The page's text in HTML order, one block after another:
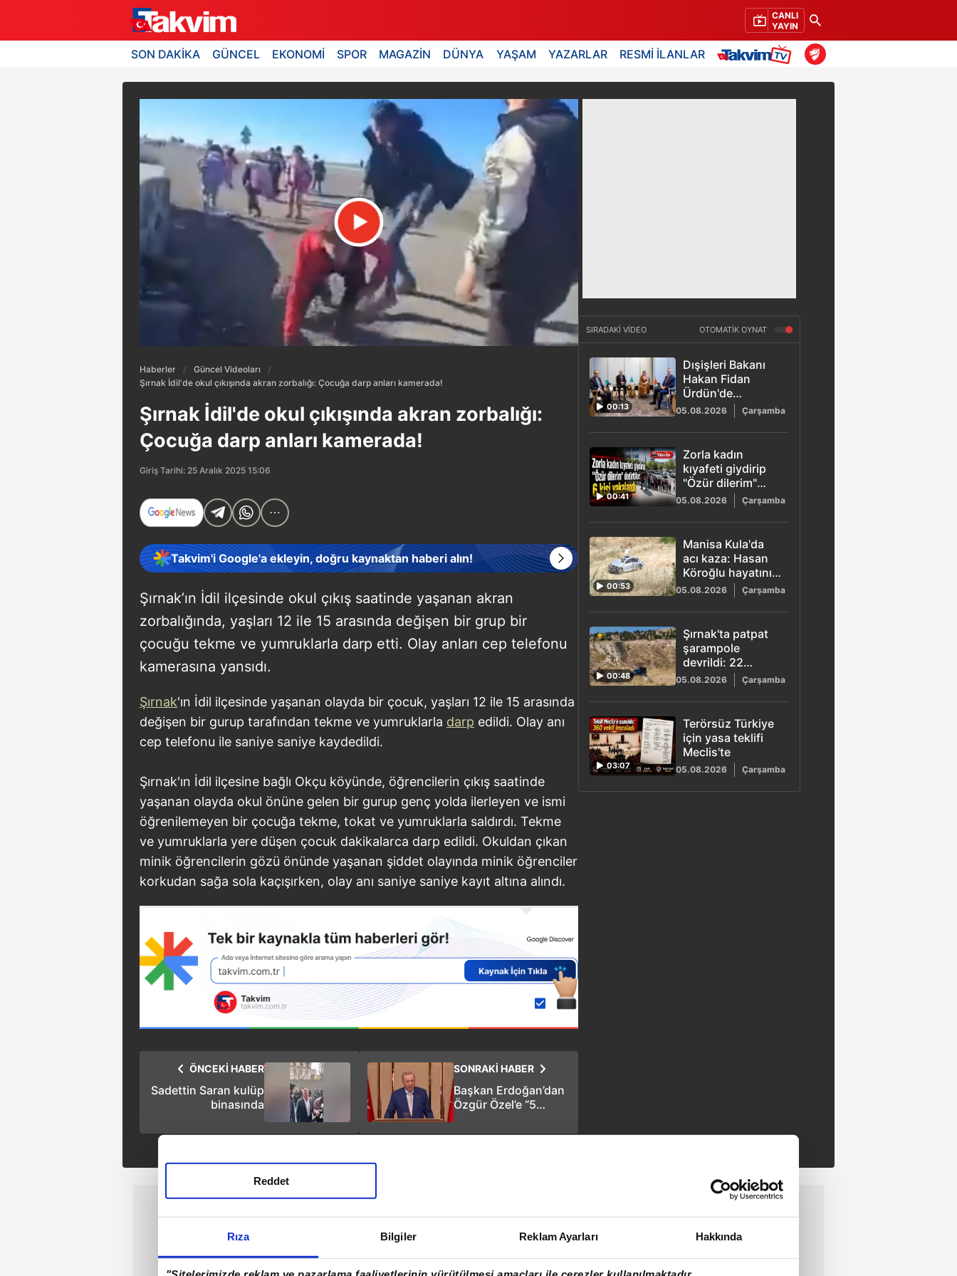
Rıza Bilgiler Reklam Ayarları Hakkında
Reddet
CANLI
YAYIN
SON DAKİKA GÜNCEL EKONOMİ SPOR MAGAZİN DÜNYA YAŞAM YAZARLAR RESMİ İLANLAR
Haberler
Güncel Videoları
Şırnak İdil'de okul çıkışında akran zorbalığı: Çocuğa darp anları kamerada!
Şırnak İdil'de okul çıkışında akran zorbalığı:
Çocuğa darp anları kamerada!
Giriş Tarihi: 25 Aralık 2025 15:06
Takvim'i Google'a ekleyin, doğru kaynaktan haberi alın!
Şırnak’ın İdil ilçesinde okul çıkış saatinde yaşanan akran
zorbalığında, yaşları 12 ile 15 arasında değişen bir grup bir
çocuğu tekme ve yumruklarla darp etti. Olay anları cep telefonu
kamerasına yansıdı.
Şırnak'ın İdil ilçesinde yaşanan olayda bir çocuk, yaşları 12 ile 15 arasında
değişen bir gurup tarafından tekme ve yumruklarla darp edildi. Olay anı
cep telefonu ile saniye saniye kaydedildi.
Şırnak'ın İdil ilçesine bağlı Okçu köyünde, öğrencilerin çıkış saatinde
yaşanan olayda okul önüne gelen bir gurup genç yolda ilerleyen ve ismi
öğrenilemeyen bir çocuğa tekme, tokat ve yumruklarla saldırdı. Tekme
ve yumruklarla yere düşen çocuk dakikalarca darp edildi. Okuldan çıkan
minik öğrencilerin gözü önünde yaşanan şiddet olayında minik öğrenciler
korkudan sağa sola kaçışırken, olay anı saniye saniye kayıt altına alındı.
SONRAKİ HABER
Başkan Erdoğan’dan
Özgür Özel’e “5
Batı’ya ezik, Türk’e
ÖNCEKİ HABER
Sadettin Saran kulüp
binasında
SIRADAKİ VİDEO OTOMATİK OYNAT
00:13
Dışişleri Bakanı
Hakan Fidan
Ürdün'de
temaslarını
sürdürüyor:
Dörtlü zirve
gerçekleşti
05.08.2026 Çarşamba
00:41
Zorla kadın
kıyafeti giydirip
"Özür dilerim"
dedirttiler: 6 kişi
yakalandı
05.08.2026 Çarşamba
00:53
Manisa Kula'da
acı kaza: Hasan
Köroğlu hayatını
kaybetti
05.08.2026 Çarşamba
00:48
Şırnak'ta patpat
şarampole
devrildi: 22
yaşındaki Ayşe
Ece hayatını
kaybetti, 3 yaralı
05.08.2026 Çarşamba
03:07
Terörsüz Türkiye
için yasa teklifi
Meclis'te
05.08.2026 Çarşamba